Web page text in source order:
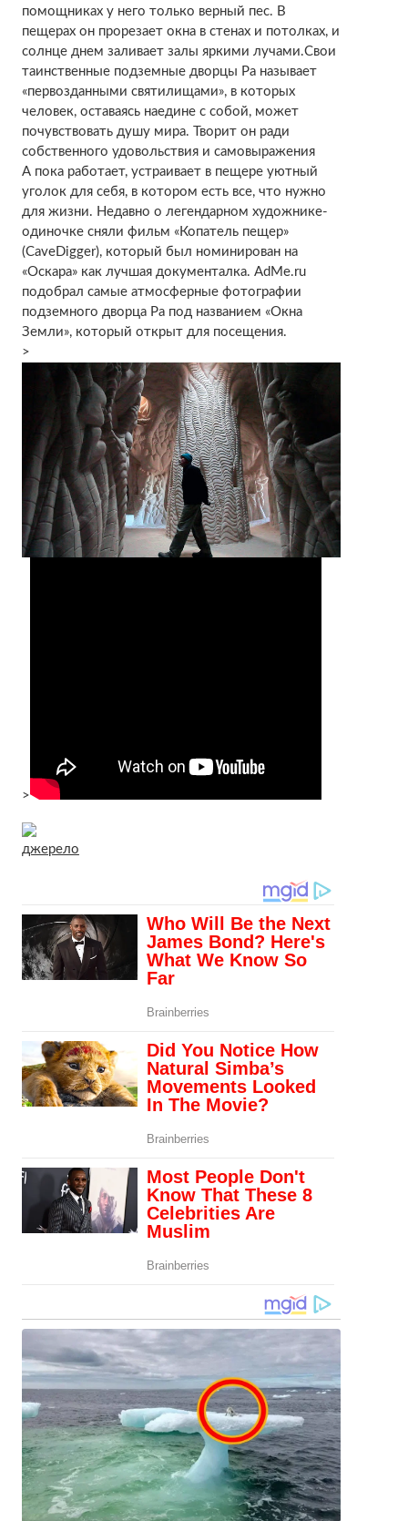
помощниках у него только верный пес. В
пещерах он прорезает окна в стенах и потолках, и
солнце днем заливает залы яркими лучами.Свои
таинственные подземные дворцы Ра называет
«первозданными святилищами», в которых
человек, оставаясь наедине с собой, может
почувствовать душу мира. Творит он ради
собственного удовольствия и самовыражения
А пока работает, устраивает в пещере уютный
уголок для себя, в котором есть все, что нужно
для жизни. Недавно о легендарном художнике-
одиночке сняли фильм «Копатель пещер»
(CaveDigger), который был номинирован на
«Оскара» как лучшая документалка. AdMe.ru
подобрал самые атмосферные фотографии
подземного дворца Ра под названием «Окна
Земли», который открыт для посещения.
>
>
джерело